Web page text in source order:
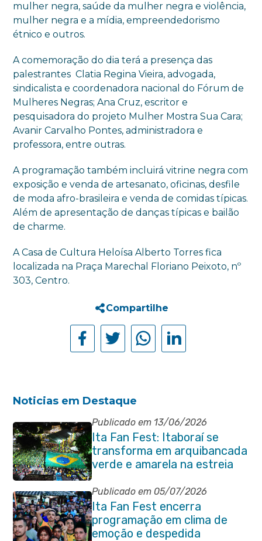
mulher negra, saúde da mulher negra e violência,
mulher negra e a mídia, empreendedorismo
étnico e outros.
A comemoração do dia terá a presença das
palestrantes Clatia Regina Vieira, advogada,
sindicalista e coordenadora nacional do Fórum de
Mulheres Negras; Ana Cruz, escritor e
pesquisadora do projeto Mulher Mostra Sua Cara;
Avanir Carvalho Pontes, administradora e
professora, entre outras.
A programação também incluirá vitrine negra com
exposição e venda de artesanato, oficinas, desfile
de moda afro-brasileira e venda de comidas típicas.
Além de apresentação de danças típicas e bailão
de charme.
A Casa de Cultura Heloísa Alberto Torres fica
localizada na Praça Marechal Floriano Peixoto, nº
303, Centro.
Compartilhe
Noticias em Destaque
Publicado em 13/06/2026
Ita Fan Fest: Itaboraí se
transforma em arquibancada
verde e amarela na estreia
do Brasil na Copa do Mundo
Publicado em 05/07/2026
Ita Fan Fest encerra
programação em clima de
emoção e despedida